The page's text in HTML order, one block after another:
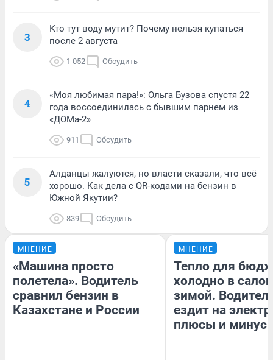
3
Кто тут воду мутит? Почему нельзя купаться
после 2 августа
1 052 Обсудить
4
«Моя любимая пара!»: Ольга Бузова спустя 22
года воссоединилась с бывшим парнем из
«ДОМа-2»
911 Обсудить
5
Алданцы жалуются, но власти сказали, что всё
хорошо. Как дела с QR-кодами на бензин в
Южной Якутии?
839 Обсудить
МНЕНИЕ
«Машина просто
полетела». Водитель
сравнил бензин в
Казахстане и России
МНЕНИЕ
Тепло для
холодно в
зимой.
ездит на
плюсы и